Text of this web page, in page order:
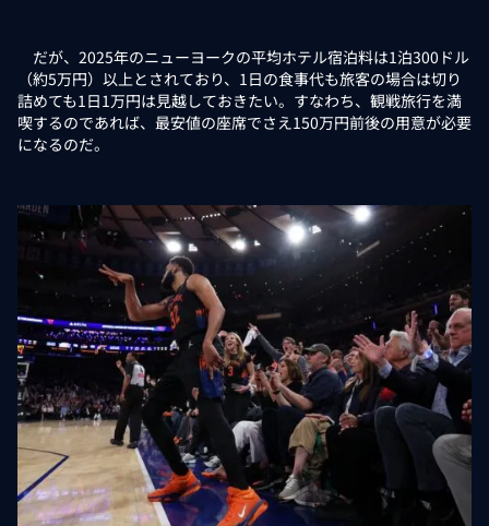
だが、2025年のニューヨークの平均ホテル宿泊料は1泊300ドル
（約5万円）以上とされており、1日の食事代も旅客の場合は切り
詰めても1日1万円は見越しておきたい。すなわち、観戦旅行を満
喫するのであれば、最安値の座席でさえ150万円前後の用意が必要
になるのだ。